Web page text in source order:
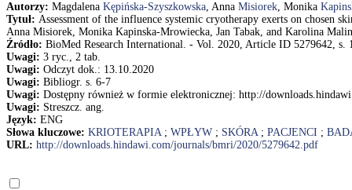
Autorzy: Magdalena Kępińska-Szyszkowska, Anna Misiorek, Monika
Tytuł: Assessment of the influence systemic cryotherapy exerts on chosen
Anna Misiorek, Monika Kapinska-Mrowiecka, Jan Tabak, and Karolina
Źródło: BioMed Research International. - Vol. 2020, Article ID 5279642, s.
Uwagi: 3 ryc., 2 tab.
Uwagi: Odczyt dok.: 13.10.2020
Uwagi: Bibliogr. s. 6-7
Uwagi: Dostępny również w formie elektronicznej: http://
Uwagi: Streszcz. ang.
Język: ENG
Słowa kluczowe: KRIOTERAPIA; WPŁYW ; SKÓRA; PACJENCI ;
URL: http://downloads.hindawi.com/journals/bmri/2020/5279642.pdf